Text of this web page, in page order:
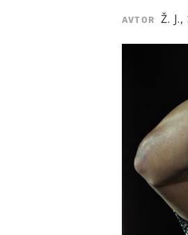
AVTOR Ž. J.,